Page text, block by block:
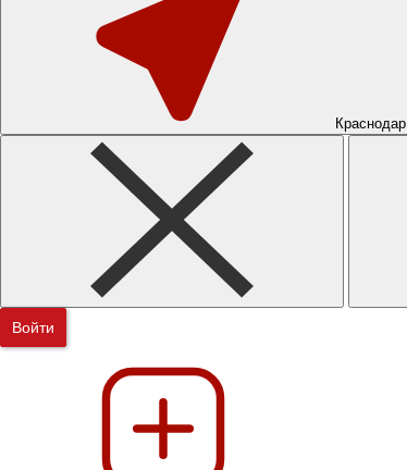
Краснодар
Войти